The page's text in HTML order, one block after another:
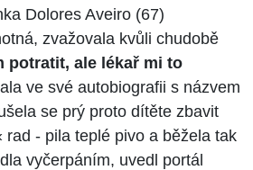
Dolores Aveiro (67)
zvažovala kvůli chudobě
potratit, ale lékař mi to
ve své autobiografii s názvem
se prý proto dítěte zbavit
rad - pila teplé pivo a běžela tak
vyčerpáním, uvedl portál